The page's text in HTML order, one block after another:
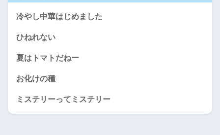
冷やし中華はじめました
ひねれない
夏はトマトだねー
お化けの種
ミステリーってミステリー